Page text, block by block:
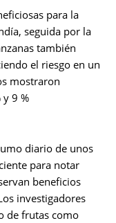
para la
seguida por la
también
el riesgo en un
mostraron
y 9 %
diario de unos
para notar
beneficios
investigadores
de frutas como